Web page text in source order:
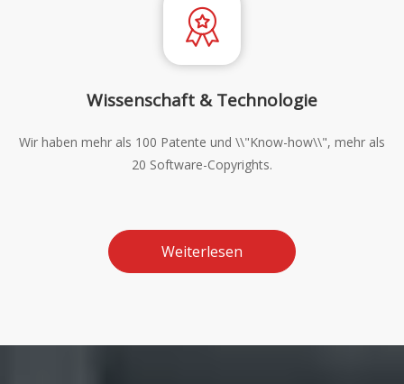
Wissenschaft & Technologie
Wir haben mehr als 100 Patente und \\"Know-how\\", mehr als
20 Software-Copyrights.
Weiterlesen